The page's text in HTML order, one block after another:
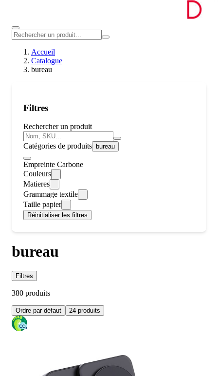
Accueil
Catalogue
bureau
Filtres
Rechercher un produit
Catégories de produits bureau
Empreinte Carbone
Couleurs
Matieres
Grammage textile
Taille papier
Réinitialiser les filtres
bureau
Filtres
380 produits
Ordre par défaut 24 produits